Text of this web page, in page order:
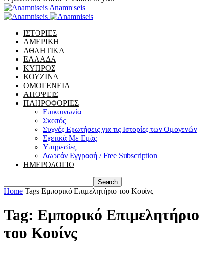
Anamniseis
ΙΣΤΟΡΙΕΣ
ΑΜΕΡΙΚΗ
ΑΘΛΗΤΙΚΑ
ΕΛΛΑΔΑ
ΚΥΠΡΟΣ
ΚΟΥΖΙΝΑ
ΟΜΟΓΕΝΕΙΑ
ΑΠΟΨΕΙΣ
ΠΛΗΡΟΦΟΡΙΕΣ
Επικοινωνία
Σκοπός
Συχνές Ερωτήσεις για τις Ιστορίες των Ομογενών
Σχετικά Με Εμάς
Υπηρεσίες
Δωρεάν Εγγραφή / Free Subscription
ΗΜΕΡΟΛΟΓΙΟ
Home Tags Εμπορικό Επιμελητήριο του Κουίνς
Tag: Εμπορικό Επιμελητήριο
του Κουίνς